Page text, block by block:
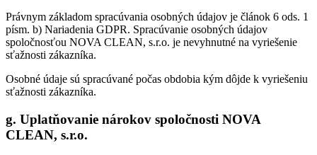
Právnym základom spracúvania osobných údajov je článok 6 ods. 1
písm. b) Nariadenia GDPR. Spracúvanie osobných údajov
spoločnosťou NOVA CLEAN, s.r.o. je nevyhnutné na vyriešenie
sťažnosti zákazníka.
Osobné údaje sú spracúvané počas obdobia kým dôjde k vyriešeniu
sťažnosti zákazníka.
g. Uplatňovanie nárokov spoločnosti NOVA
CLEAN, s.r.o.